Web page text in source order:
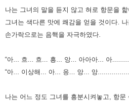
나는 그녀의 말을 듣지 않고 혀로 항문을
그녀는 색다른 맛에 쾌감을 얻을 것이다.
손가락으로는 음핵을 자극하였다.
“아... 흐... 흐... 흥... 앙... 아아아... 아
“아... 이상해... 아... 응... 앙... 앙
나는 어느 정도 그녀를 흥분시켜놓고, 항